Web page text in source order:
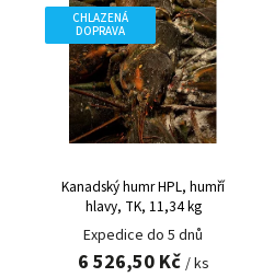
CHLAZENÁ
DOPRAVA
Kanadský humr HPL, humří
hlavy, TK, 11,34 kg
Expedice do 5 dnů
6 526,50 Kč / ks